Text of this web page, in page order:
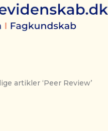
artikler ‘Peer Review’